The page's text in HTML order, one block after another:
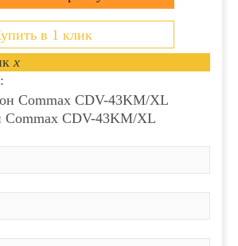
в 1 клик
x
Commax CDV-43KM/XL